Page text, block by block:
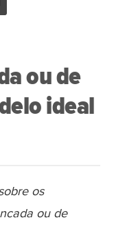
ou de
ideal
os
ou de